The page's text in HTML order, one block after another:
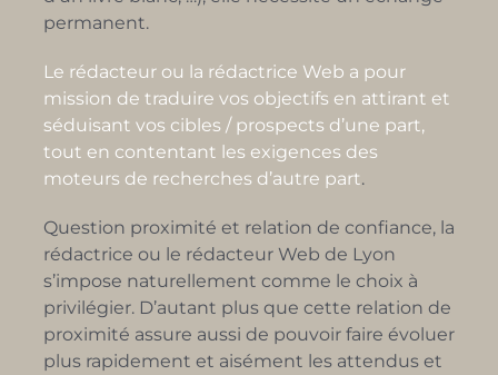
permanent.
Le rédacteur ou la rédactrice Web a pour
mission de traduire vos objectifs en attirant et
séduisant vos cibles / prospects d’une part,
tout en contentant les exigences des
moteurs de recherches d’autre part.
Question proximité et relation de confiance, la
rédactrice ou le rédacteur Web de Lyon
s’impose naturellement comme le choix à
privilégier. D’autant plus que cette relation de
proximité assure aussi de pouvoir faire évoluer
plus rapidement et aisément les attendus et